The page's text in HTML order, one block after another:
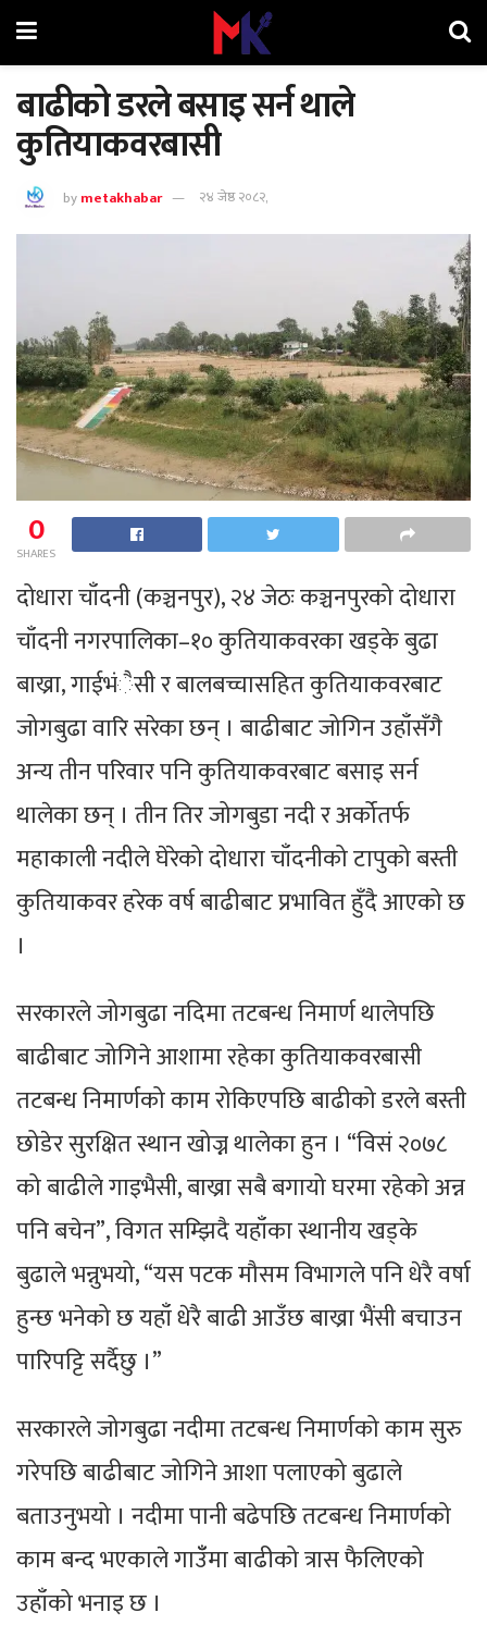
बाढीको डरले बसाइ सर्न थाले
कुतियाकवरबासी
bymetakhabar २४ जेष्ठ २०८२,
0
SHARES
दोधारा चाँदनी (कञ्चनपुर), २४ जेठः कञ्चनपुरको दोधारा
चाँदनी नगरपालिका–१० कुतियाकवरका खड्के बुढा
बाख्रा, गाईभंैसी र बालबच्चासहित कुतियाकवरबाट
जोगबुढा वारि सरेका छन् । बाढीबाट जोगिन उहाँसँगै
अन्य तीन परिवार पनि कुतियाकवरबाट बसाइ सर्न
थालेका छन् । तीन तिर जोगबुडा नदी र अर्कोतर्फ
महाकाली नदीले घेरेको दोधारा चाँदनीको टापुको बस्ती
कुतियाकवर हरेक वर्ष बाढीबाट प्रभावित हुँदै आएको छ
।
सरकारले जोगबुढा नदिमा तटबन्ध निमार्ण थालेपछि
बाढीबाट जोगिने आशामा रहेका कुतियाकवरबासी
तटबन्ध निमार्णको काम रोकिएपछि बाढीको डरले बस्ती
छोडेर सुरक्षित स्थान खोज्न थालेका हुन । “विसं २०७८
को बाढीले गाइभैसी, बाख्रा सबै बगायो घरमा रहेको अन्न
पनि बचेन”, विगत सम्झिदै यहाँका स्थानीय खड्के
बुढाले भन्नुभयो, “यस पटक मौसम विभागले पनि धेरै वर्षा
हुन्छ भनेको छ यहाँ धेरै बाढी आउँछ बाख्रा भैंसी बचाउन
पारिपट्टि सर्दैछु ।”
सरकारले जोगबुढा नदीमा तटबन्ध निमार्णको काम सुरु
गरेपछि बाढीबाट जोगिने आशा पलाएको बुढाले
बताउनुभयो । नदीमा पानी बढेपछि तटबन्ध निमार्णको
काम बन्द भएकाले गाउँँमा बाढीको त्रास फैलिएको
उहाँको भनाइ छ ।